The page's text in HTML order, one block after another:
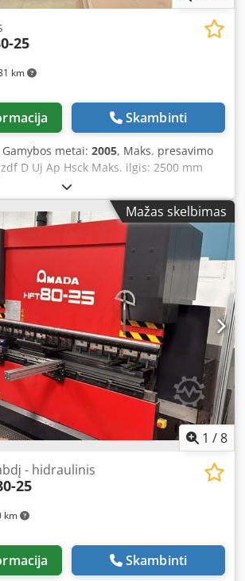
km
25
Skambinti
Gamybos metai: 2005, Maks. presavimo
D Uj Ap Hsck Maks. ilgis: 2500 mm
svoris: 5750 kg
Mažas skelbimas
1 /8
km
- hidraulinis
25
Skambinti